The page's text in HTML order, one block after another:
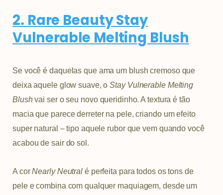
2. Rare Beauty Stay
Vulnerable Melting Blush
Se você é daquelas que ama um blush cremoso que
deixa aquele glow suave, oStay Vulnerable Melting
Blushvai ser o seu novo queridinho. A textura é tão
macia que parece derreter na pele, criando um efeito
super natural – tipo aquele rubor que vem quando você
acabou de sair do sol.
A corNearly Neutral é perfeita para todos os tons de
pele e combina com qualquer maquiagem, desde um